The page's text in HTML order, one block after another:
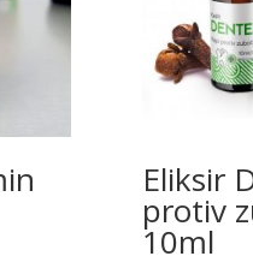
Eliksir
protiv
10ml